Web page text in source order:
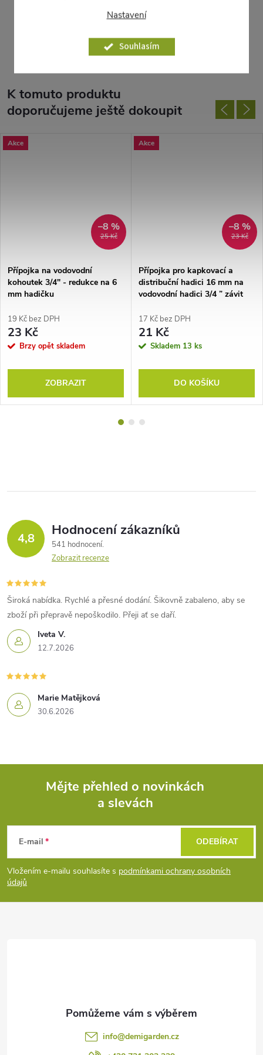
Nastavení
Souhlasím
Parametry produktu
K tomuto produktu
doporučujeme ještě dokoupit
Akce
25 Kč
–8 %
Přípojka na vodovodní
kohoutek 3/4" - redukce na 6
mm hadičku
19 Kč bez DPH
23 Kč
Brzy opět skladem
ZOBRAZIT
Akce
23 Kč
–8 %
Přípojka pro kapkovací a
distribuční hadici 16 mm na
vodovodní hadici 3/4 ” závit
17 Kč bez DPH
21 Kč
Skladem 13 ks
DO KOŠÍKU
4,8 Hodnocení zákazníků
541 hodnocení
Zobrazit recenze
Iveta V.
12.7.2026
Široká nabídka. Rychlé a přesné dodání. Šikovně zabaleno, aby se
zboží při přepravě nepoškodilo. Přeji ať se daří.
Marie Matějková
30.6.2026
p
a
Mějte přehled o novinkách
a slevách
E-mail
Vložením e-mailu souhlasíte s podmínkami ochrany osobních
údajů
ODEBÍRAT
info@demigarden.cz